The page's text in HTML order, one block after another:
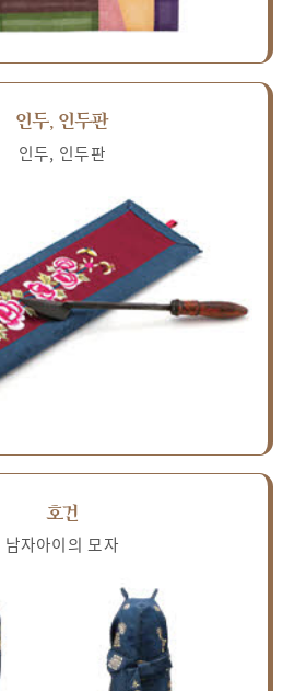
인두, 인두판
인두, 인두판
호건
남자아이의 모자